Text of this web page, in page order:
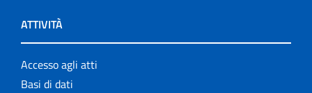
ATTIVITÀ
Accesso agli atti
Basi di dati